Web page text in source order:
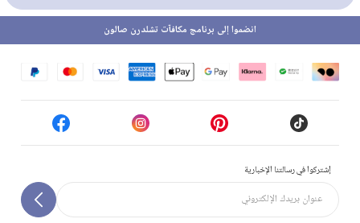
إشتركوا في رسالتنا الإخبارية
انضموا إلى برنامج مكافآت تشلدرن صالون